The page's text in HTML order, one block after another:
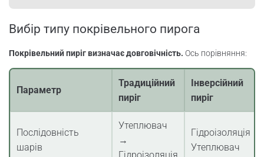
Вибір типу покрівельного пирога
Покрівельний пиріг визначає довговічність. Ось порівняння:
Параметр
Традиційний
пиріг
Інверсійний
пиріг
Послідовність
шарів
Утеплювач
→
Гідроізоляція →
Утеплювач